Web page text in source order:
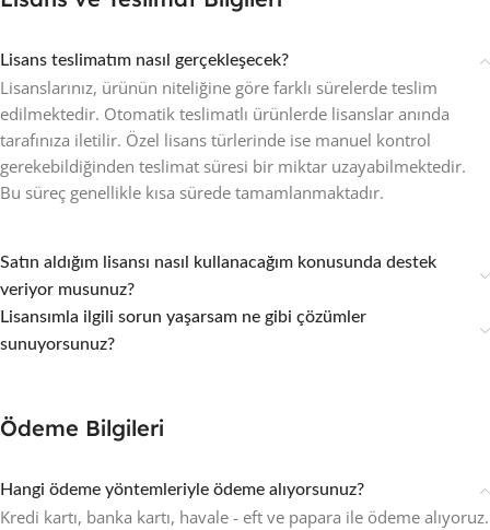
Lisans teslimatım nasıl gerçekleşecek?
Lisanslarınız, ürünün niteliğine göre farklı sürelerde teslim
edilmektedir. Otomatik teslimatlı ürünlerde lisanslar anında
tarafınıza iletilir. Özel lisans türlerinde ise manuel kontrol
gerekebildiğinden teslimat süresi bir miktar uzayabilmektedir.
Bu süreç genellikle kısa sürede tamamlanmaktadır.
Satın aldığım lisansı nasıl kullanacağım konusunda destek
veriyor musunuz?
Lisansımla ilgili sorun yaşarsam ne gibi çözümler
sunuyorsunuz?
Ödeme Bilgileri
Hangi ödeme yöntemleriyle ödeme alıyorsunuz?
Kredi kartı, banka kartı, havale - eft ve papara ile ödeme alıyoruz.